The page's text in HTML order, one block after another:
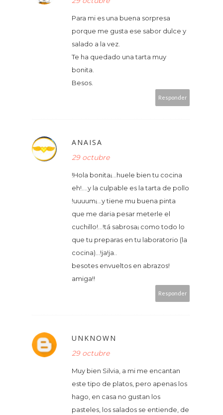
Para mi es una buena sorpresa
porque me gusta ese sabor dulce y
salado a la vez.
Te ha quedado una tarta muy
bonita.
Besos.
Responder
ANAISA
29 octubre
!Hola bonita¡...huele bien tu cocina
eh!....y la culpable es la tarta de pollo
!uuuum¡...y tiene mu buena pinta
que me daria pesar meterle el
cuchillo!...!tá sabrosa¡ como todo lo
que tu preparas en tu laboratorio (la
cocina)...!ja!ja..
besotes envueltos en abrazos!
amiga!!
Responder
UNKNOWN
29 octubre
Muy bien Silvia, a mi me encantan
este tipo de platos, pero apenas los
hago, en casa no gustan los
pasteles, los salados se entiende, de